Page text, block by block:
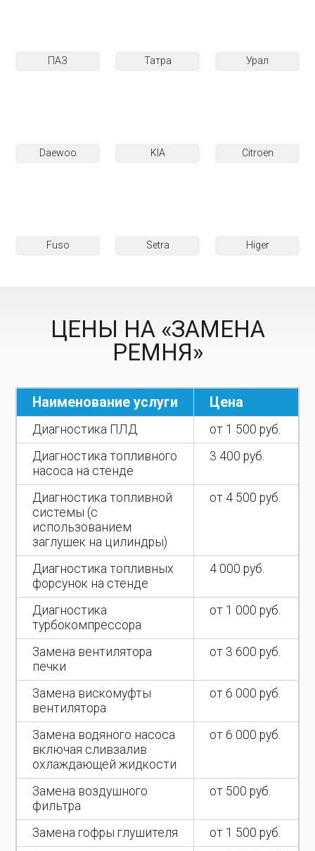
ПАЗ Татра Урал
Daewoo KIA Citroen
Fuso Setra Higer
ЦЕНЫ НА «ЗАМЕНА
РЕМНЯ»
Наименование услуги Цена
Диагностика ПЛД
от 1 500 руб.
Диагностика топливного
насоса на стенде
3 400 руб.
Диагностика топливной
системы (с
использованием
заглушек на цилиндры)
от 4 500 руб.
Диагностика топливных
форсунок на стенде
4 000 руб.
Диагностика
турбокомпрессора
от 1 000 руб.
Замена вентилятора
печки
от 3 600 руб.
Замена вискомуфты
вентилятора
от 6 000 руб.
Замена водяного насоса
включая сливзалив
охлаждающей жидкости
от 6 000 руб.
Замена воздушного
фильтра
от 500 руб.
Замена гофры глушителя
от 1 500 руб.